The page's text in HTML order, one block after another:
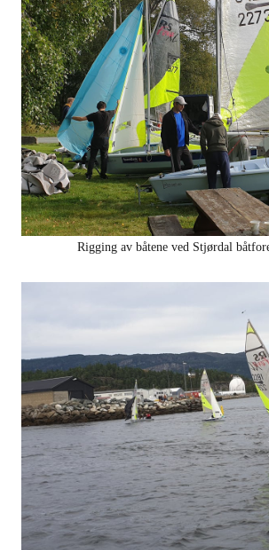
Rigging av båtene ved Stjørdal